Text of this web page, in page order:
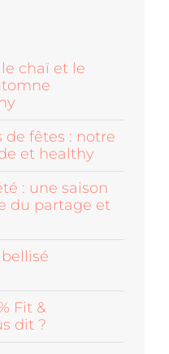
chaï et le
de fêtes : notre
et healthy
: une saison
du partage et
Fit &
dit ?